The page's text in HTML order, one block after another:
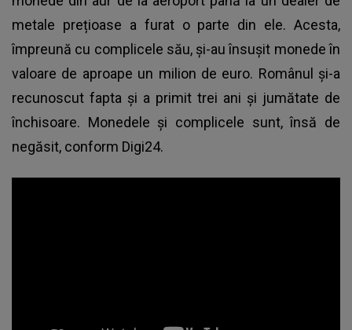
metale prețioase a furat o parte din ele. Acesta,
împreună cu complicele său, şi-au însuşit monede în
valoare de aproape un milion de euro. Românul și-a
recunoscut fapta și a primit trei ani și jumătate de
închisoare. Monedele şi complicele sunt, însă de
negăsit, conform Digi24.